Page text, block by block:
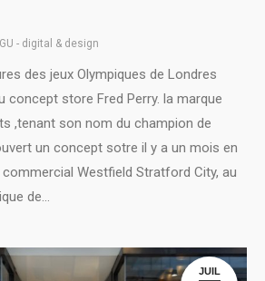
- digital & design
des jeux Olympiques de Londres
concept store Fred Perry. la marque
,tenant son nom du champion de
un concept sotre il y a un mois en
Westfield Stratford City, au
de…
JUIL